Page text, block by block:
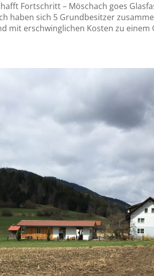
Fortschritt – Möschach goes
haben sich 5 Grundbesitzer
mit erschwinglichen Kosten zu